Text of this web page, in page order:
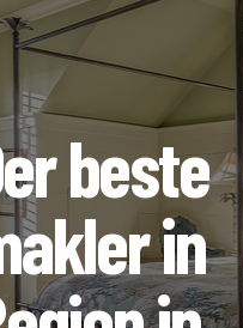
beste
in